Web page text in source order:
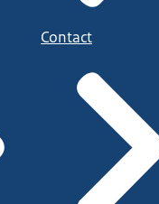
Contact